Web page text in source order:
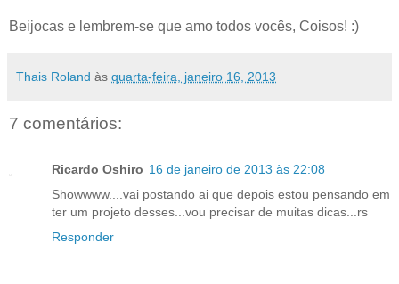
Beijocas e lembrem-se que amo todos vocês, Coisos! :)
Thais Roland às quarta-feira, janeiro 16, 2013
7 comentários:
Ricardo Oshiro 16 de janeiro de 2013 às 22:08
Showwww....vai postando ai que depois estou pensando em
ter um projeto desses...vou precisar de muitas dicas...rs
Responder